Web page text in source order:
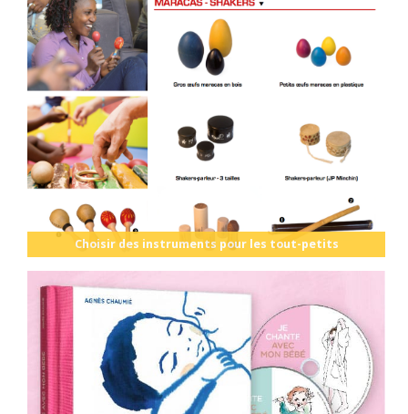
Choisir des instruments pour les tout-petits